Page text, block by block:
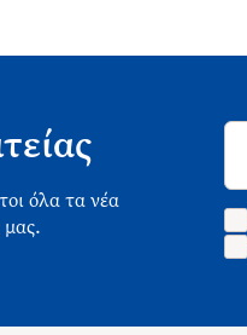
όλα τα νέα
μας.